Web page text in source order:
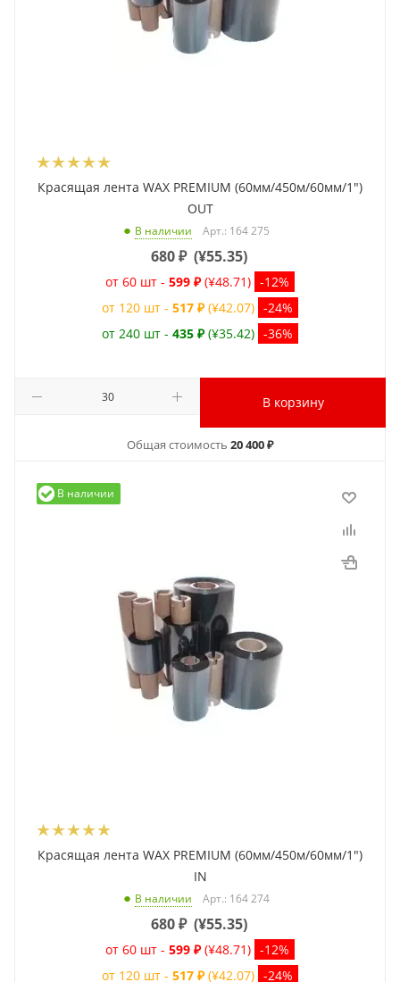
Красящая лента WAX PREMIUM (60мм/450м/60мм/1")
OUT
В наличии Арт.: 164 275
680₽ (¥55.35)
от 60 шт - 599 ₽ (¥48.71) -12%
от 120 шт - 517 ₽ (¥42.07) -24%
от 240 шт - 435 ₽ (¥35.42) -36%
В корзину
Общая стоимость 20 400 ₽
В наличии
Красящая лента WAX PREMIUM (60мм/450м/60мм/1")
IN
В наличии Арт.: 164 274
680₽ (¥55.35)
от 60 шт - 599 ₽ (¥48.71) -12%
от 120 шт - 517 ₽ (¥42.07) -24%